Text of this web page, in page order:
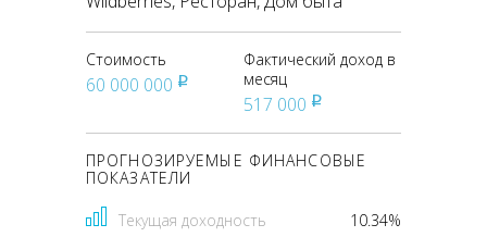
Стоимость
60 000 000 pуб
Фактический доход в
месяц
517 000 pуб
ПРОГНОЗИРУЕМЫЕ ФИНАНСОВЫЕ
ПОКАЗАТЕЛИ
Текущая доходность 10.34%